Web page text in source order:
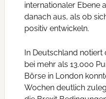
internationaler Ebene
danach aus, als ob
positiv entwickeln.
In Deutschland notiert
bei mehr als 13.000
Börse in London
Wochen deutlich